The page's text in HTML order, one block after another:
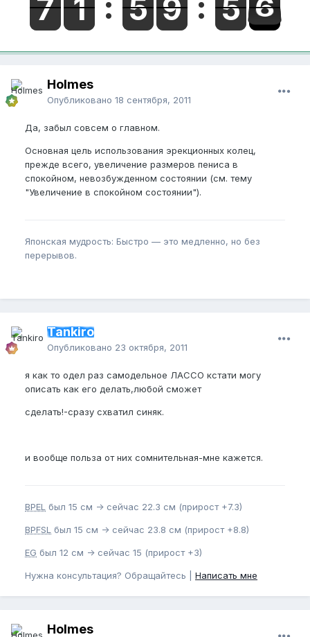
Holmes
Опубликовано 18 сентября, 2011
Да, забыл совсем о главном.
Основная цель использования эрекционных колец,
прежде всего, увеличение размеров пениса в
спокойном, невозбужденном состоянии (см. тему
"Увеличение в спокойном состоянии").
Японская мудрость: Быстро — это медленно, но без
перерывов.
Tankiro
Опубликовано 23 октября, 2011
я как то одел раз самодельное ЛАССО кстати могу
описать как его делать,любой сможет
сделать!-сразу схватил синяк.
и вообще польза от них сомнительная-мне кажется.
BPEL был 15 см -> сейчас 22.3 см (прирост +7.3)
BPFSL был 15 см -> сейчас 23.8 см (прирост +8.8)
EG был 12 см -> сейчас 15 (прирост +3)
Нужна консультация? Обращайтесь | Написать мне
Holmes